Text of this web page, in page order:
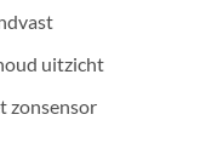
uitzicht
zonsensor